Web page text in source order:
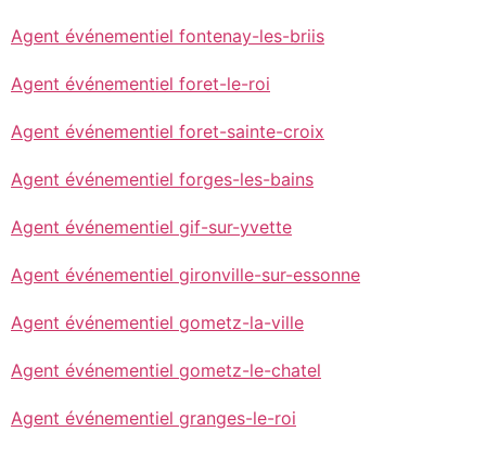
Agent événementiel fontenay-les-briis
Agent événementiel foret-le-roi
Agent événementiel foret-sainte-croix
Agent événementiel forges-les-bains
Agent événementiel gif-sur-yvette
Agent événementiel gironville-sur-essonne
Agent événementiel gometz-la-ville
Agent événementiel gometz-le-chatel
Agent événementiel granges-le-roi